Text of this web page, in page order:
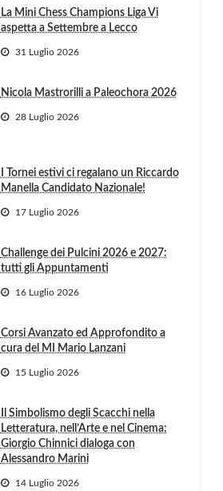
La Mini Chess Champions Liga Vi
aspetta a Settembre a Lecco
31 Luglio 2026
Nicola Mastrorilli a Paleochora 2026
28 Luglio 2026
I Tornei estivi ci regalano un Riccardo
Manella Candidato Nazionale!
17 Luglio 2026
Challenge dei Pulcini 2026 e 2027:
tutti gli Appuntamenti
16 Luglio 2026
Corsi Avanzato ed Approfondito a
cura del MI Mario Lanzani
15 Luglio 2026
Il Simbolismo degli Scacchi nella
Letteratura, nell’Arte e nel Cinema:
Giorgio Chinnici dialoga con
Alessandro Marini
14 Luglio 2026